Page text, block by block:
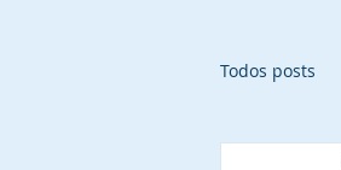
Todos posts